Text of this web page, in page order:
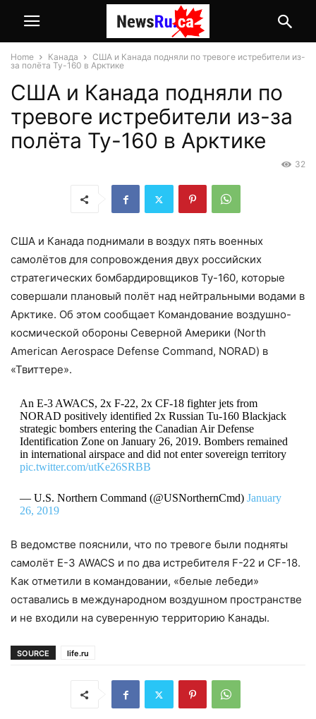
Home Канада
США и Канада подняли по тревоге истребители из-
за полёта Ту-160 в Арктике
США и Канада подняли по
тревоге истребители из-за
полёта Ту-160 в Арктике
32
США и Канада поднимали в воздух пять военных
самолётов для сопровождения двух российских
стратегических бомбардировщиков Ту-160, которые
совершали плановый полёт над нейтральными водами в
Арктике. Об этом сообщает Командование воздушно-
космической обороны Северной Америки (North
American Aerospace Defense Command, NORAD) в
«Твиттере».
An E-3 AWACS, 2x F-22, 2x CF-18 fighter jets from
NORAD positively identified 2x Russian Tu-160 Blackjack
strategic bombers entering the Canadian Air Defense
Identification Zone on January 26, 2019. Bombers remained
in international airspace and did not enter sovereign territory
pic.twitter.com/utKe26SRBB
— U.S. Northern Command (@USNorthernCmd) January
26, 2019
В ведомстве пояснили, что по тревоге были подняты
самолёт E-3 AWACS и по два истребителя F-22 и CF-18.
Как отметили в командовании, «белые лебеди»
оставались в международном воздушном пространстве
и не входили на суверенную территорию Канады.
SOURCE life.ru